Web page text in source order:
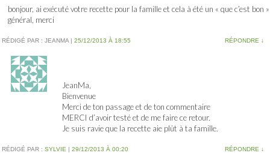
bonjour, ai exécuté votre recette pour la famille et cela à été un « que c’est bon »
général, merci
RÉDIGÉ PAR : JEANMA | 25/12/2013 À 18:55 RÉPONDRE ↓
JeanMa,
Bienvenue
Merci de ton passage et de ton commentaire
MERCI d’avoir testé et de me faire ce retour.
Je suis ravie que la recette aie plût à ta famille.
RÉDIGÉ PAR : SYLVIE | 29/12/2013 À 00:20 RÉPONDRE ↓